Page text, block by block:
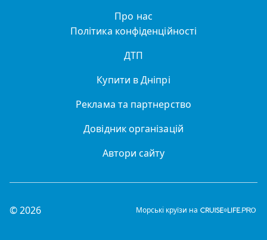
Про нас
Політика конфіденційності
ДТП
Купити в Дніпрі
Реклама та партнерство
Довідник організацій
Автори сайту
© 2026 Морські круїзи на